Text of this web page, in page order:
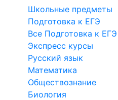
Школьные предметы
Подготовка к ЕГЭ
Все Подготовка к ЕГЭ
Экспресс курсы
Русский язык
Математика
Обществознание
Биология